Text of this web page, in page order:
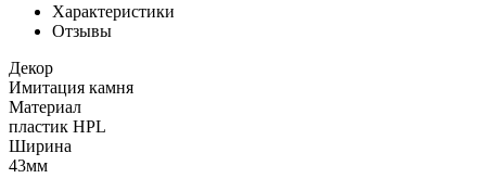
Характеристики
Отзывы
Декор
Имитация камня
Материал
пластик HPL
Ширина
43мм